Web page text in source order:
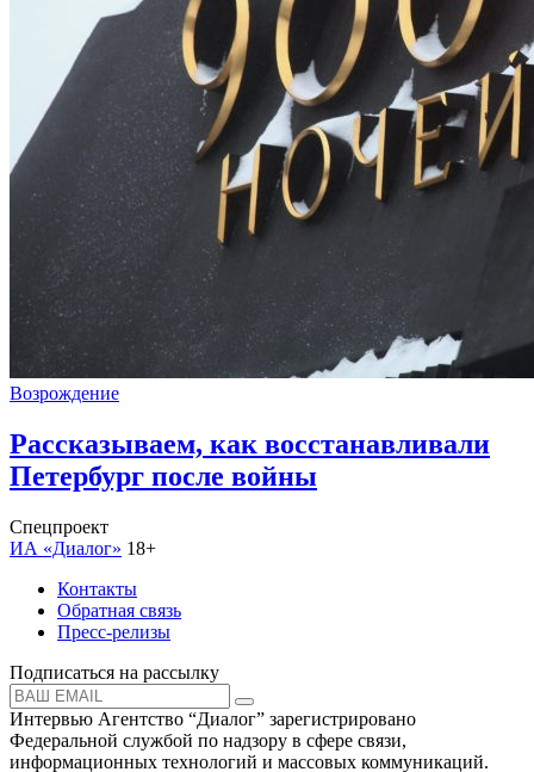
Возрождение
Рассказываем, как восстанавливали
Петербург после войны
Спецпроект
ИА «Диалог» 18+
Контакты
Обратная связь
Пресс-релизы
Подписаться на рассылку
Интервью Агентство “Диалог” зарегистрировано
Федеральной службой по надзору в сфере связи,
информационных технологий и массовых коммуникаций.